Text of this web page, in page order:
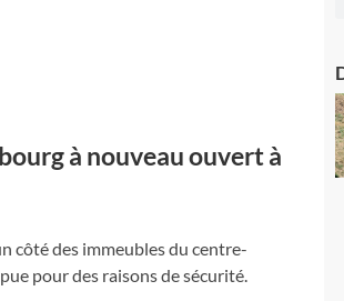
à nouveau ouvert à
côté des immeubles du centre-
pour des raisons de sécurité.